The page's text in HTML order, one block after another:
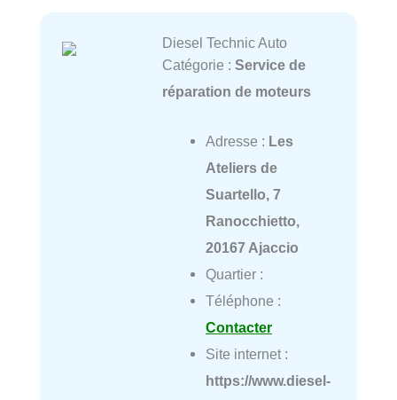
Diesel Technic Auto
Catégorie : Service de
réparation de moteurs
Adresse : Les
Ateliers de
Suartello, 7
Ranocchietto,
20167 Ajaccio
Quartier :
Téléphone :
Contacter
Site internet :
https://www.diesel-